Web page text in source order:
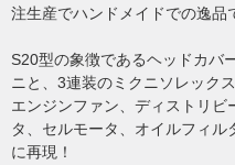
注生産でハンドメイドでの逸品
S20型の象徴であるヘッドカバ
ニと、3連装のミクニソレック
エンジンファン、ディストリ
タ、セルモータ、オイルフィ
に再現！